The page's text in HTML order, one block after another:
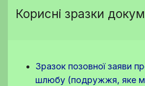
Корисні зразки
Зразок позовної заяви
шлюбу (подружжя, яке